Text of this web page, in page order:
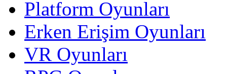
Platform Oyunları
Erken Erişim Oyunları
VR Oyunları